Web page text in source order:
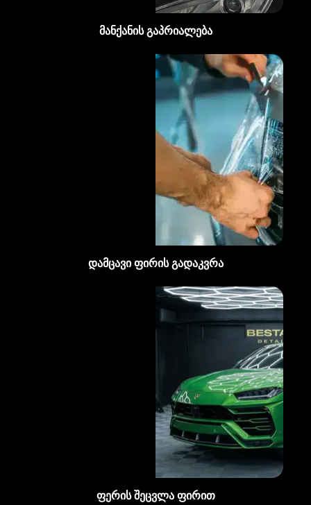
მანქანის გაპრიალება
დამცავი ფირის გადაკვრა
ფერის შეცვლა ფირით